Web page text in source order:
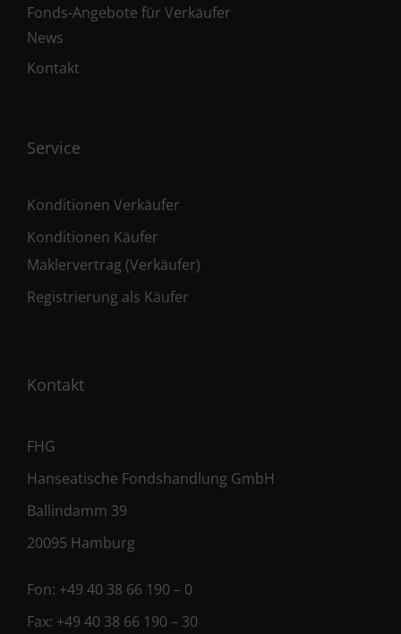
Fonds-Angebote für Verkäufer
News
Kontakt
Service
Konditionen Verkäufer
Konditionen Käufer
Maklervertrag (Verkäufer)
Registrierung als Käufer
Kontakt
FHG
Hanseatische Fondshandlung GmbH
Ballindamm 39
20095 Hamburg
Fon: +49 40 38 66 190 – 0
Fax: +49 40 38 66 190 – 30